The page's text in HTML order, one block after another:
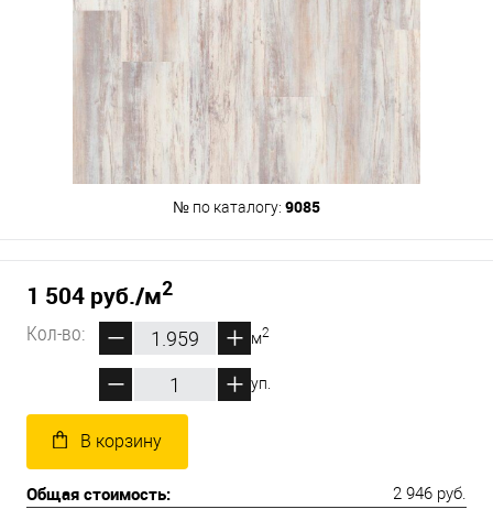
№ по каталогу: 9085
1 504 руб./м2
Кол-во:
м2
уп.
В корзину
Общая стоимость: 2 946 руб.